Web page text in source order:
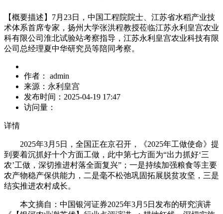
【概要描述】 7月23日，中国工程院院士、江苏省水稻产业技
术体系首席专家，扬州大学张洪程教授莅临江苏永利皇宫农业
科有限公司淮北试验站考察指导，江苏永利皇宫农业科技有限
公司总经理夏中华研究员等陪同考察。
作者：
admin
来源： 永利皇宫
发布时间： 2025-04-19 17:47
访问量：
详情
2025年3月5日，全国正在京召开，《2025年工做使命》提
到要着沉抓好十个方面工做，此中第七方面为“出力抓好‘三
农’工做，深切推进村落全面复兴”；一是持续加强粮食等主要
农产物稳产保供能力，二是毫不松弛巩固拓展脱贫攻坚，三是
结实推进农村成长。
本文摘自：中国银河证券2025年3月5日发布的研究演讲